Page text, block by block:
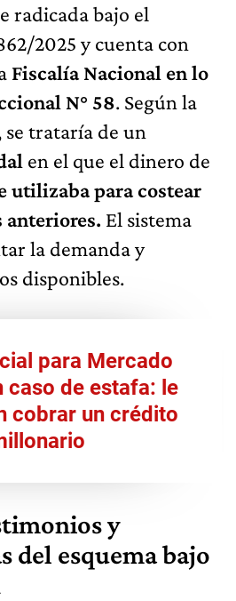
radicada bajo el
2025 y cuenta con
Fiscalía Nacional en lo
N° 58. Según la
trataría de un
en el que el dinero de
utilizaba para costear
anteriores. El sistema
la demanda y
disponibles.
para Mercado
caso de estafa: le
cobrar un crédito
y
del esquema bajo